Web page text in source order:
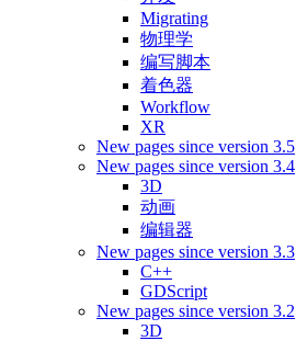
Migrating
物理学
编写脚本
着色器
Workflow
XR
New pages since version 3.5
New pages since version 3.4
3D
动画
编辑器
New pages since version 3.3
C++
GDScript
New pages since version 3.2
3D